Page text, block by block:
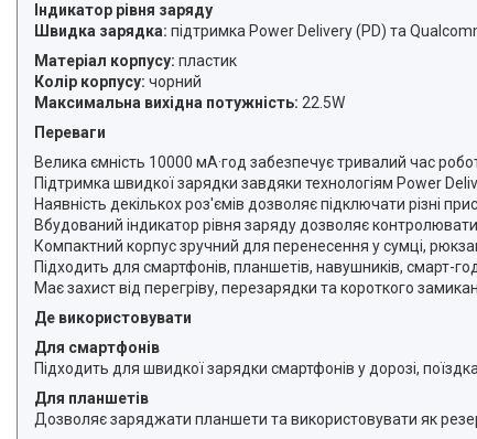
Індикатор рівня заряду
Швидка зарядка: підтримка Power Delivery (PD) та
Матеріал корпусу: пластик
Колір корпусу: чорний
Максимальна вихідна потужність: 22.5W
Переваги
Велика ємність 10000 мА·год забезпечує тривалий час
Підтримка швидкої зарядки завдяки технологіям Power
Наявність декількох роз'ємів дозволяє підключати різні
Вбудований індикатор рівня заряду дозволяє контролювати
Компактний корпус зручний для перенесення у сумці,
Підходить для смартфонів, планшетів, навушників, смарт-
Має захист від перегріву, перезарядки та короткого
Де використовувати
Для смартфонів
Підходить для швидкої зарядки смартфонів у дорозі,
Для планшетів
Дозволяє заряджати планшети та використовувати як